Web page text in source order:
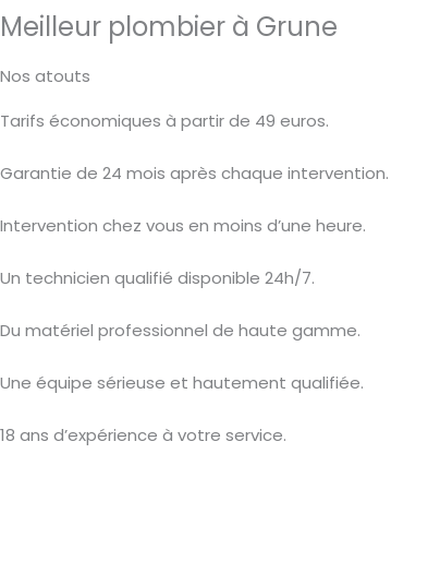
Meilleur plombier à Grune
Nos atouts
Tarifs économiques à partir de 49 euros.
Garantie de 24 mois après chaque intervention.
Intervention chez vous en moins d’une heure.
Un technicien qualifié disponible 24h/7.
Du matériel professionnel de haute gamme.
Une équipe sérieuse et hautement qualifiée.
18 ans d’expérience à votre service.